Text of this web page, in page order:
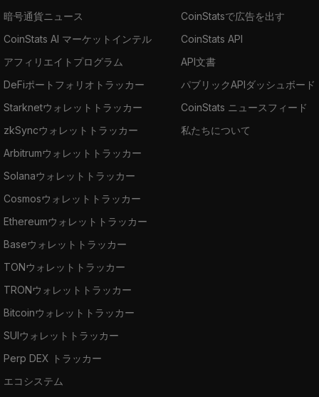
暗号通貨ニュース
CoinStats AI マーケットインテル
アフィリエイトプログラム
DeFiポートフォリオトラッカー
Starknetウォレットトラッカー
zkSyncウォレットトラッカー
Arbitrumウォレットトラッカー
Solanaウォレットトラッカー
Cosmosウォレットトラッカー
Ethereumウォレットトラッカー
Baseウォレットトラッカー
TONウォレットトラッカー
TRONウォレットトラッカー
Bitcoinウォレットトラッカー
SUIウォレットトラッカー
Perp DEX トラッカー
エコシステム
CoinStatsで広告を出す
CoinStats API
API文書
パブリックAPIダッシュボード
CoinStats ニュースフィード
私たちについて